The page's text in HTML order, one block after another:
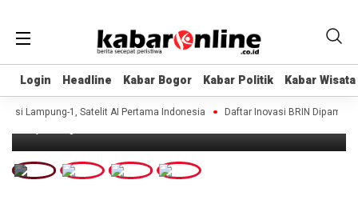
Login Headline Kabar Bogor Kabar Politik Kabar Wisata
Login Headline Kabar Bogor Kabar Politik Kabar Wisata
Lampung-1, Satelit AI Pertama Indonesia Daftar Inovasi BRIN
Headline
Marquez Abaikan Rossi di Persaingan
MotoGP Jerez